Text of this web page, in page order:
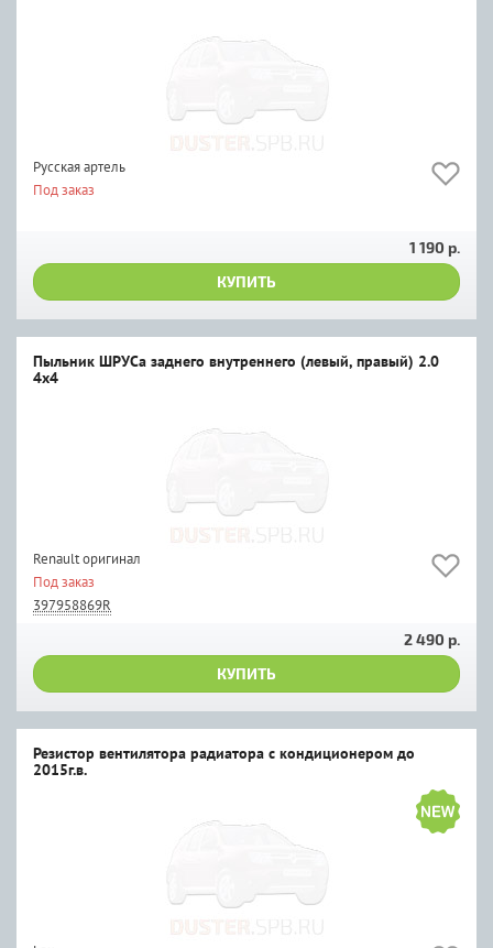
Русская артель
Под заказ
1 190 р.
КУПИТЬ
Пыльник ШРУСа заднего внутреннего (левый, правый) 2.0
4х4
Renault оригинал
Под заказ
397958869R
2 490 р.
КУПИТЬ
Резистор вентилятора радиатора с кондиционером до
2015г.в.